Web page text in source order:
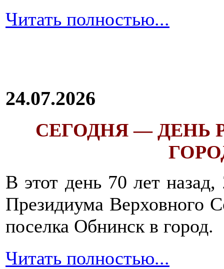
Читать полностью...
24.07.2026
СЕГОДНЯ — ДЕНЬ
В этот день 70 лет
Президиума Верховного
поселка Обнинск в город.
Читать полностью...